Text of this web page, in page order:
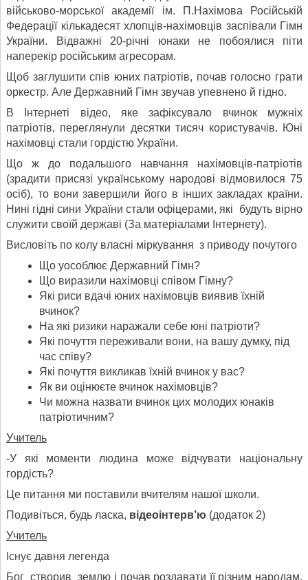
військово-морської академії ім. П.Нахімова Російській
Федерації кількадесят хлопців-нахімовців заспівали Гімн
України. Відважні 20-річні юнаки не побоялися піти
наперекір російським агресорам.
Щоб заглушити спів юних патріотів, почав голосно грати
оркестр. Але Державний Гімн звучав упевнено й гідно.
В Інтернеті відео, яке зафіксувало вчинок мужніх
патріотів, переглянули десятки тисяч користувачів. Юні
нахімовці стали гордістю України.
Що ж до подальшого навчання нахімовців-патріотів
(зрадити присязі українському народові відмовилося 75
осіб), то вони завершили його в інших закладах країни.
Нині гідні сини України стали офіцерами, які будуть вірно
служити своїй державі (За матеріалами Інтернету).
Висловіть по колу власні міркування з приводу почутого
Що уособлює Державний Гімн?
Що виразили нахімовці співом Гімну?
Які риси вдачі юних нахімовців виявив їхній
вчинок?
На які ризики наражали себе юні патріоти?
Які почуття переживали вони, на вашу думку, під
час співу?
Які почуття викликав їхній вчинок у вас?
Як ви оцінюєте вчинок нахімовців?
Чи можна назвати вчинок цих молодих юнаків
патріотичним?
Учитель
-У які моменти людина може відчувати національну
гордість?
Це питання ми поставили вчителям нашої школи.
Подивіться, будь ласка, відеоінтерв’ю (додаток 2)
Учитель
Існує давня легенда
Бог створив землю і почав роздавати її різним народам.